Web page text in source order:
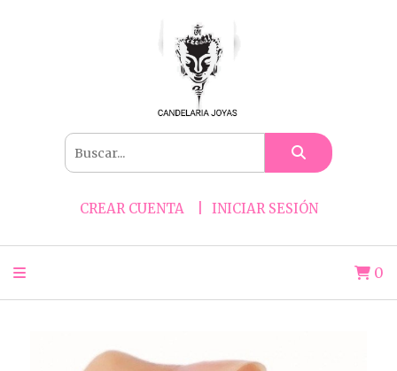
CREAR CUENTA INICIAR SESIÓN
0